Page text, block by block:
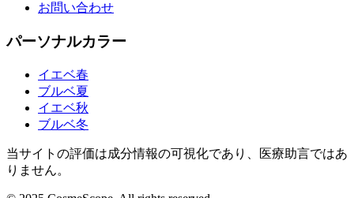
お問い合わせ
パーソナルカラー
イエベ春
ブルベ夏
イエベ秋
ブルベ冬
当サイトの評価は成分情報の可視化であり、医療助言ではあ
りません。